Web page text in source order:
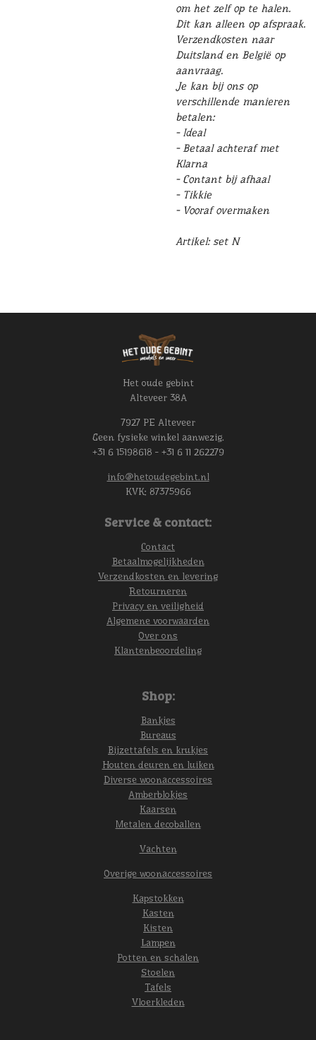
om het zelf op te halen.
Dit kan alleen op afspraak.
Verzendkosten naar
Duitsland en België op
aanvraag.
Je kan bij ons op
verschillende manieren
betalen:
- Ideal
- Betaal achteraf met
Klarna
- Contant bij afhaal
- Tikkie
- Vooraf overmaken
Artikel: set N
Het oude gebint
Alteveer 38A
7927 PE Alteveer
Geen fysieke winkel aanwezig.
+31 6 15198618 - +31 6 11 262279
info@hetoudegebint.nl
KVK: 87375966
Service & contact:
Contact
Betaalmogelijkheden
Verzendkosten en levering
Retourneren
Privacy en veiligheid
Algemene voorwaarden
Over ons
Klantenbeoordeling
Shop:
Bankjes
Bureaus
Bijzettafels en krukjes
Houten deuren en luiken
Diverse woonaccessoires
Amberblokjes
Kaarsen
Metalen decoballen
Vachten
Overige woonaccessoires
Kapstokken
Kasten
Kisten
Lampen
Potten en schalen
Stoelen
Tafels
Vloerkleden